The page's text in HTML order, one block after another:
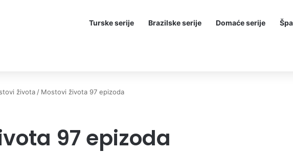
Turske serije Brazilske serije Domaće serije
života / Mostovi života 97 epizoda
97 epizoda